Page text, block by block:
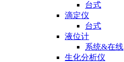
台式
滴定仪
台式
液位计
系统&在线
生化分析仪